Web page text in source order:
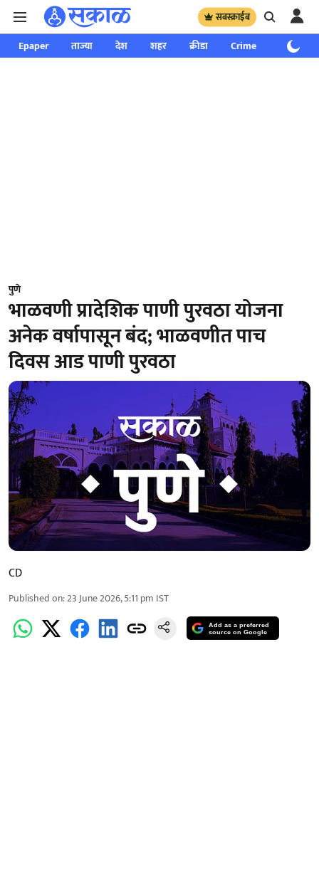
सबस्क्राईब
Epaper ताज्या देश शहर क्रीडा Crime साप्ताहिक
पुणे
भाळवणी प्रादेशिक पाणी पुरवठा योजना
अनेक वर्षापासून बंद; भाळवणीत पाच
दिवस आड पाणी पुरवठा
CD
Published on:23 June 2026, 5:11 pm IST
Add as a preferred
source on Google